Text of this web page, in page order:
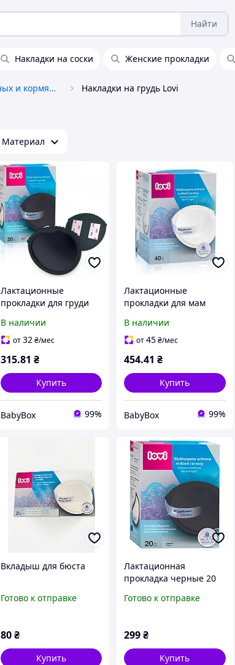
Найти
Накладки на соски Женские прокладки
Товары для беременных и кормящих Накладки на грудь Lovi
Материал
Лактационные
прокладки для груди
20 шт. чёрные
В наличии
от32₴/мес
315.81 ₴
Купить
BabyBox 99%
Лактационные
прокладки для мам
Вкладыши
лактационные для
LOVI
В наличии
от45₴/мес
454.41 ₴
Купить
BabyBox 99%
Вкладыш для бюста
Готово к отправке
80₴
Купить
Лактационная
прокладка черные 20
Elegance
Готово к отправке
299₴
Купить